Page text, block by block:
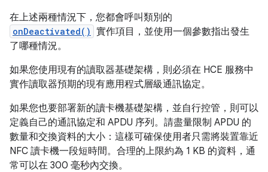
在上述兩種情況下，您都會呼叫類別的
onDeactivated() 實作項目，並使用一個參數指出發生
了哪種情況。
如果您使用現有的讀取器基礎架構，則必須在 HCE 服務中
實作讀取器預期的現有應用程式層級通訊協定。
如果您也要部署新的讀卡機基礎架構，並自行控管，則可以
定義自己的通訊協定和 APDU 序列。請盡量限制 APDU 的
數量和交換資料的大小：這樣可確保使用者只需將裝置靠近
NFC 讀卡機一段短時間。合理的上限約為 1 KB 的資料，通
常可以在 300 毫秒內交換。